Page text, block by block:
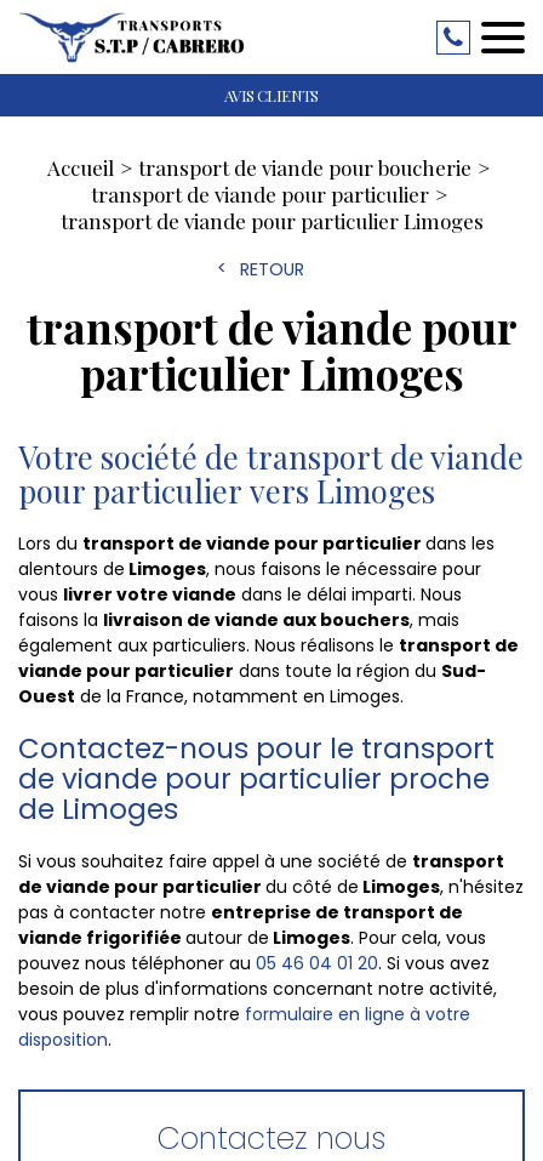
AVIS CLIENTS
Accueil
transport de viande pour boucherie
transport de viande pour particulier
transport de viande pour particulier Limoges
RETOUR
transport de viande pour
particulier Limoges
Votre société de transport de viande
pour particulier vers Limoges
Lors du transport de viande pour particulier dans les
alentours de Limoges, nous faisons le nécessaire pour
vous livrer votre viande dans le délai imparti. Nous
faisons la livraison de viande aux bouchers, mais
également aux particuliers. Nous réalisons le transport de
viande pour particulier dans toute la région du Sud-
Ouest de la France, notamment en Limoges.
Contactez-nous pour le transport
de viande pour particulier proche
de Limoges
Si vous souhaitez faire appel à une société de transport
de viande pour particulier du côté de Limoges, n'hésitez
pas à contacter notre entreprise de transport de
viande frigorifiée autour de Limoges. Pour cela, vous
pouvez nous téléphoner au 05 46 04 01 20. Si vous avez
besoin de plus d'informations concernant notre activité,
vous pouvez remplir notre formulaire en ligne à votre
disposition.
Contactez nous